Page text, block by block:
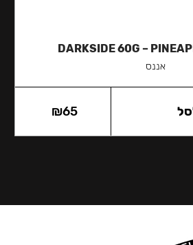
DARKSIDE 60G –
אננס
₪65